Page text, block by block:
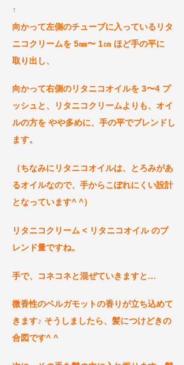
↑
向かって左側のチューブに入っているリタ
ニコクリームを 5㎜〜 1㎝ ほど手の平に
取り出し、
向かって右側のリタニコオイルを 3〜4 プ
ッシュと、リタニコクリームよりも、オイ
ルの方を やや多めに、手の平でブレンドし
ます。
（ちなみにリタニコオイルは、とろみがあ
るオイルなので、手からこぼれにくい設計
となっています^ ^）
リタニコクリーム < リタニコオイル のブ
レンド量ですね。
手で、コネコネと混ぜていきますと…
微香性のベルガモットの香りが立ち込めて
きます♪ そうしましたら、髪につけどきの
合図です^ ^